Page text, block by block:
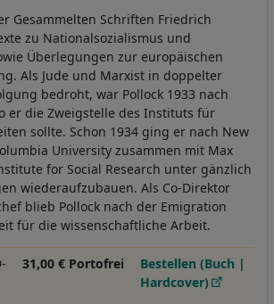
Gesammelten Schriften Friedrich
zu Nationalsozialismus und
Überlegungen zur europäischen
Als Jude und Marxist in doppelter
bedroht, war Pollock 1933 nach
er die Zweigstelle des Instituts für
sollte. Schon 1934 ging er nach New
University zusammen mit Max
for Social Research unter gänzlich
wiederaufzubauen. Als Co-Direktor
blieb Pollock nach der Emigration
für die wissenschaftliche Arbeit.
31,00 € Portofrei
Bestellen (Buch |
Hardcover)